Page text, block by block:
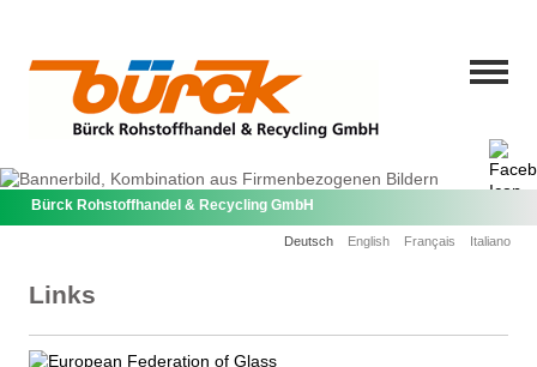
Bürck Rohstoffhandel & Recycling GmbH
Deutsch English Français Italiano
Links